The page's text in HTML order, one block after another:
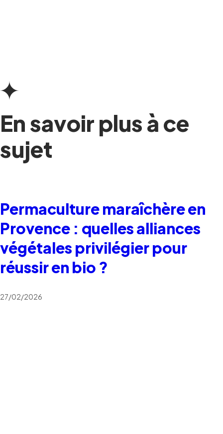
En savoir plus à ce
sujet
Permaculture maraîchère en
Provence : quelles alliances
végétales privilégier pour
réussir en bio ?
27/02/2026